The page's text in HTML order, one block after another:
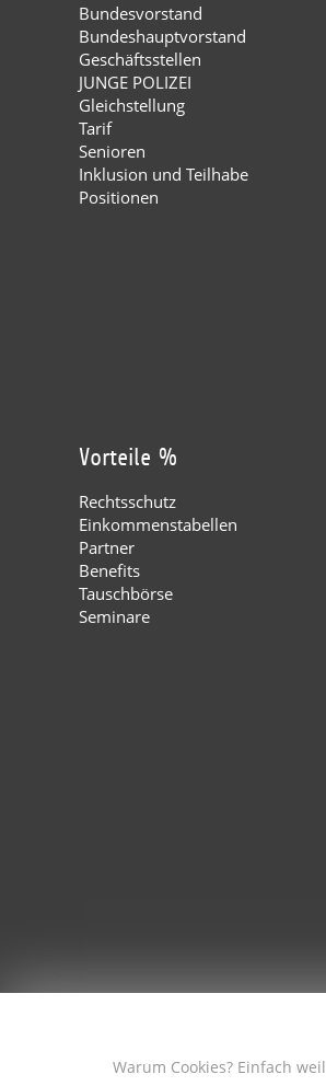
Bundesvorstand
Bundeshauptvorstand
Geschäftsstellen
JUNGE POLIZEI
Gleichstellung
Tarif
Senioren
Inklusion und Teilhabe
Positionen
Vorteile %
Rechtsschutz
Einkommenstabellen
Partner
Benefits
Tauschbörse
Seminare
Warum Cookies? Einfach